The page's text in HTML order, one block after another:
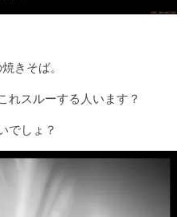
きそば。
れスルーする人います？
でしょ？